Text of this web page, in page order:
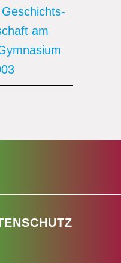
am